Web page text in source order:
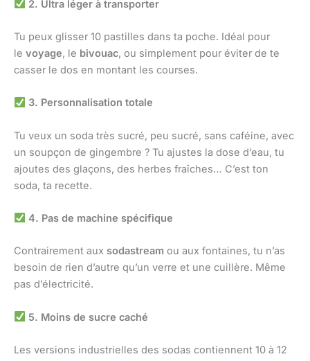
2. Ultra léger à transporter
Tu peux glisser 10 pastilles dans ta poche. Idéal pour
le voyage, le bivouac, ou simplement pour éviter de te
casser le dos en montant les courses.
3. Personnalisation totale
Tu veux un soda très sucré, peu sucré, sans caféine, avec
un soupçon de gingembre ? Tu ajustes la dose d’eau, tu
ajoutes des glaçons, des herbes fraîches… C’est ton
soda, ta recette.
4. Pas de machine spécifique
Contrairement aux sodastream ou aux fontaines, tu n’as
besoin de rien d’autre qu’un verre et une cuillère. Même
pas d’électricité.
5. Moins de sucre caché
Les versions industrielles des sodas contiennent 10 à 12